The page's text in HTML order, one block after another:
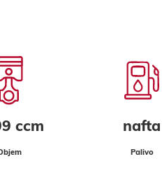
ccm nafta
Palivo